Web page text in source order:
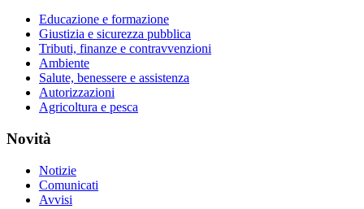
Educazione e formazione
Giustizia e sicurezza pubblica
Tributi, finanze e contravvenzioni
Ambiente
Salute, benessere e assistenza
Autorizzazioni
Agricoltura e pesca
Novità
Notizie
Comunicati
Avvisi